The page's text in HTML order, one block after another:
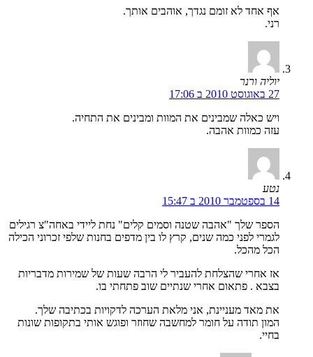
אף אחד לא זומם נגדך, אוהבים אותך.
רני.
יוליה ורנר
27 באוגוסט 2010 ב 17:06
ויש כאלה שמבינים את המוות ומבינים את התחיה.
עזה כמוות אהבה.
נטע
14 בספטמבר 2010 ב 15:47
הספר שלך "אהבה שטנה וסמים קלים" נחת ליידי באחה"צ רגילים
לגמרי לפני כמה שנים, קרץ לו בין מדפים בחנות שלפי זכרוני הכילה
הכל מהכל.
אז אחרי שהצלחת להעביר לי הרבה שעות של שמירות מדבריות
בצבא . פתאום אחרי שנתיים שוב פתחתי בו.
את מאד מעניינת, אני מלאת הערכה לדקויות בכתיבה שלך.
המון תודה על חומר למחשבה שחוזר ופוגש אותי בתקופות שונות
בחיי.